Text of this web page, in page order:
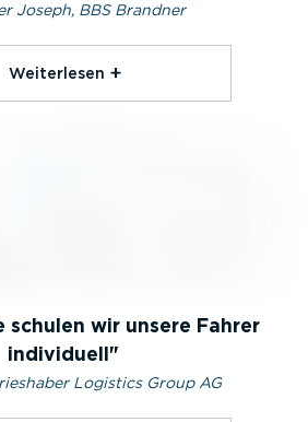
Joseph, BBS Brandner
Weiterlesen⁠
schulen wir unsere Fahrer
individuell
Logistics Group AG